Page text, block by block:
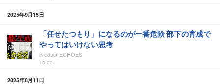
2025年9月15日
「任せたつもり」になるのが一番危険 部下の育成で
やってはいけない思考
livedoor ECHOES
18:00
2025年8月11日